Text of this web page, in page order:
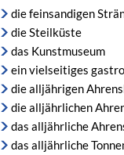
die feinsandigen
die Steilküste
das Kunstmuseum
ein vielseitiges
die alljährigen
die alljährlichen
das alljährliche
das alljährliche